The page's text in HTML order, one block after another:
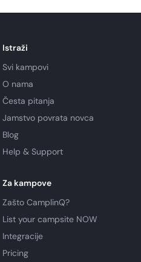
Istraži
Svi kampovi
O nama
Česta pitanja
Jamstvo povrata novca
Blog
Help & Support
Za kampove
Zašto CamplinQ?
List your campsite NOW
Integracije
Pricing